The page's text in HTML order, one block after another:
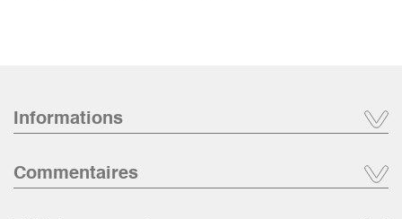
Informations
Commentaires